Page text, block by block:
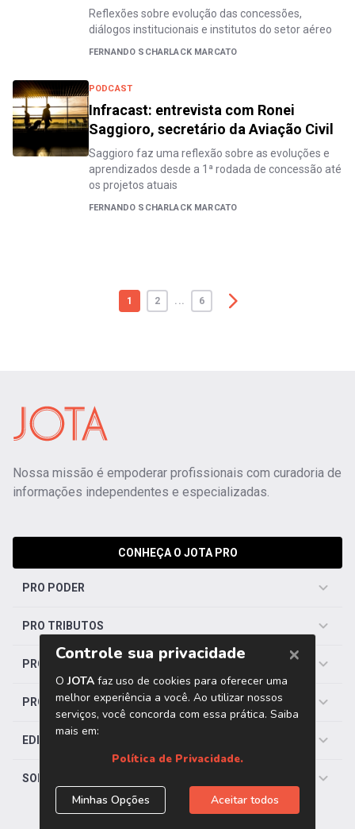
Reflexões sobre evolução das concessões,
diálogos institucionais e institutos do setor aéreo
FERNANDO SCHARLACK MARCATO
PODCAST
Infracast: entrevista com Ronei
Saggioro, secretário da Aviação Civil
Saggioro faz uma reflexão sobre as evoluções e
aprendizados desde a 1ª rodada de concessão até
os projetos atuais
FERNANDO SCHARLACK MARCATO
1 2 ... 6
Nossa missão é empoderar profissionais com curadoria de
informações independentes e especializadas.
CONHEÇA O JOTA PRO
PRO PODER
PRO TRIBUTOS
PRO TRABALHISTA
PRO SAÚDE
EDITORIAS
SOBRE O JOTA